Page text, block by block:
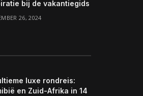
bij de vakantiegids
26, 2024
luxe rondreis:
en Zuid-Afrika in 14